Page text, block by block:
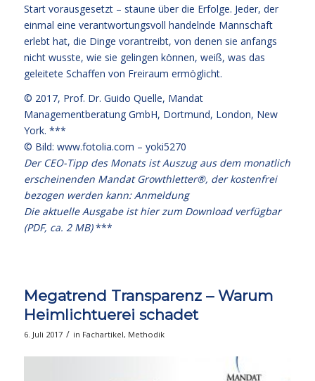
Start vorausgesetzt – staune über die Erfolge. Jeder, der
einmal eine verantwortungsvoll handelnde Mannschaft
erlebt hat, die Dinge vorantreibt, von denen sie anfangs
nicht wusste, wie sie gelingen können, weiß, was das
geleitete Schaffen von Freiraum ermöglicht.
© 2017, Prof. Dr. Guido Quelle, Mandat
Managementberatung GmbH, Dortmund, London, New
York. ***
© Bild: www.fotolia.com – yoki5270
Der CEO-Tipp des Monats ist Auszug aus dem monatlich
erscheinenden Mandat Growthletter®, der kostenfrei
bezogen werden kann:Anmeldung
Die aktuelle Ausgabe ist hier zum Download verfügbar
(PDF, ca. 2 MB)***
Megatrend Transparenz – Warum
Heimlichtuerei schadet
6. Juli 2017 / in Fachartikel, Methodik